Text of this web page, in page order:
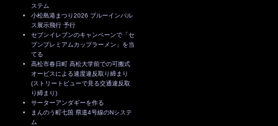
ステム
小松島港まつり2026 ブルーインパル
ス展示飛行 予行
セブンイレブンのキャンペーンで「セ
ブンプレミアムカップラーメン」を当
てる
高松市春日町 高松大学前での可搬式
オービスによる速度違反取り締まり
(ストリートビューで見る交通違反取
り締まり)
サーターアンダギーを作る
まんのう町七箇 県道4号線のNシステ
ム